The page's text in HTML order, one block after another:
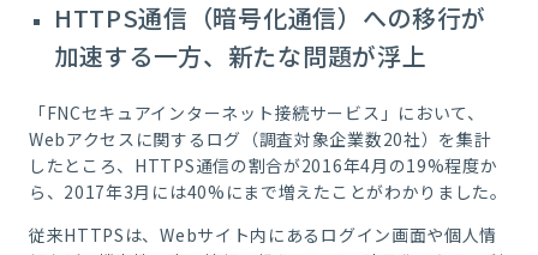
HTTPS通信（暗号化通信）への移行が
加速する一方、新たな問題が浮上
「FNCセキュアインターネット接続サービス」において、
Webアクセスに関するログ（調査対象企業数20社）を集計
したところ、HTTPS通信の割合が2016年4月の19%程度か
ら、2017年3月には40%にまで増えたことがわかりました。
従来HTTPSは、Webサイト内にあるログイン画面や個人情